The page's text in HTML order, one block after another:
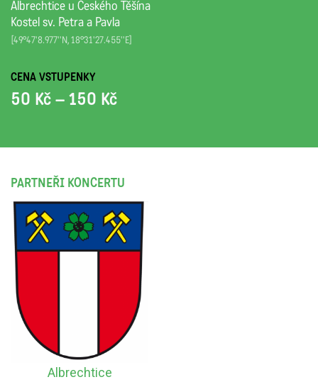
Albrechtice u Českého Těšína
Kostel sv. Petra a Pavla
[49°47'8.977''N, 18°31'27.455''E]
CENA VSTUPENKY
50 Kč – 150 Kč
PARTNEŘI KONCERTU
Albrechtice